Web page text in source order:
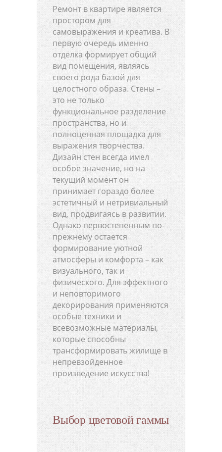
Ремонт в квартире является
простором для
самовыражения и креатива. В
первую очередь именно
отделка формирует общий
вид помещения, являясь
своего рода базой для
целостного образа. Стены –
это не только
функциональное разделение
пространства, но и
полноценная площадка для
выражения творчества.
Дизайн стен всегда имел
особое значение, но на
текущий момент он
принимает гораздо более
эстетичный и нетривиальный
вид, продвигаясь в развитии.
Однако первостепенным по-
прежнему остается
формирование уютной
атмосферы и комфорта – как
визуального, так и
физического. Для эффектного
и неповторимого
декорирования применяются
особые техники и
всевозможные материалы,
которые способны
трансформировать жилище в
непревзойденное
произведение искусства!
Выбор цветовой гаммы